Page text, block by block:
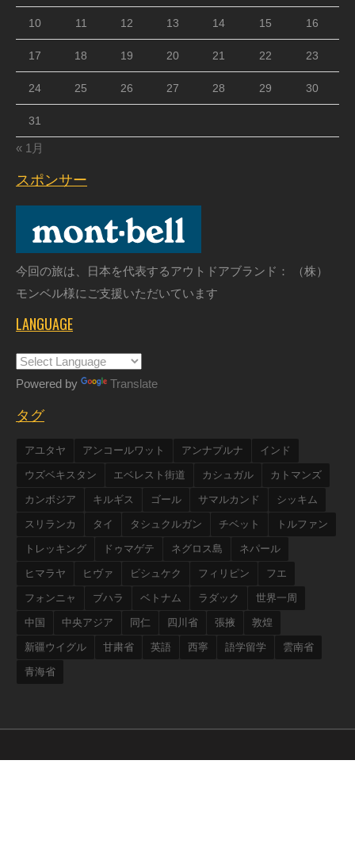
10 11 12 13 14 15 16
17 18 19 20 21 22 23
24 25 26 27 28 29 30
31
« 1月
スポンサー
今回の旅は、日本を代表するアウトドアブランド： （株）
モンベル様にご支援いただいています
LANGUAGE
Powered by Translate
タグ
アユタヤ アンコールワット アンナプルナ インド
ウズベキスタン エベレスト街道 カシュガル カトマンズ
カンボジア キルギス ゴール サマルカンド シッキム
スリランカ タイ タシュクルガン チベット トルファン
トレッキング ドゥマゲテ ネグロス島 ネパール
ヒマラヤ ヒヴァ ビシュケク フィリピン フエ
フォンニャ ブハラ ベトナム ラダック 世界一周
中国 中央アジア 同仁 四川省 張掖 敦煌
新疆ウイグル 甘粛省 英語 西寧 語学留学 雲南省
青海省